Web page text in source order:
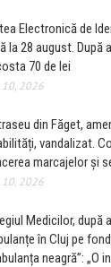
Electronică de
la 28 august.
70 de lei
10, 2026
din Făget,
vandalizat.
marcajelor și
10, 2026
Medicilor, după
în Cluj pe
neagră”: „O